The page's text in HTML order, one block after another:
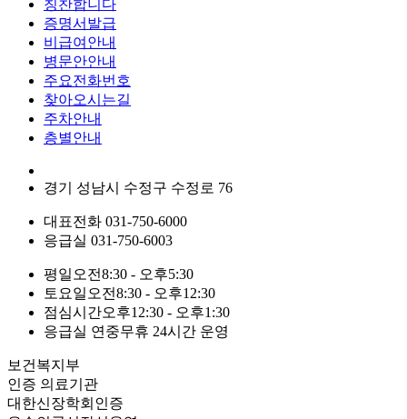
칭찬합니다
증명서발급
비급여안내
병문안안내
주요전화번호
찾아오시는길
주차안내
층별안내
경기 성남시 수정구 수정로 76
대표전화 031-750-6000
응급실 031-750-6003
평일 오전8:30 - 오후5:30
토요일 오전8:30 - 오후12:30
점심시간오후12:30 - 오후1:30
응급실 연중무휴 24시간 운영
보건복지부
인증 의료기관
대한신장학회인증